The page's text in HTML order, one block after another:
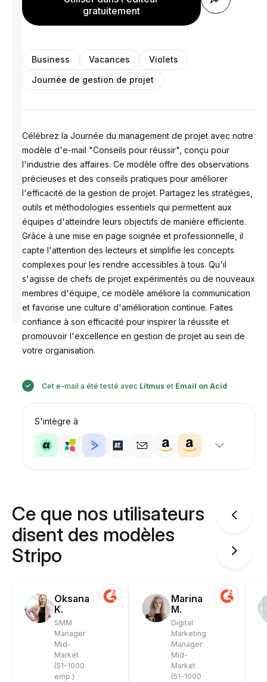
Conçu par
Anastasiia
gratuitement
Business Vacances
Violets
Journée de gestion de projet
Célébrez la Journée du management de projet avec notre
modèle d'e-mail "Conseils pour réussir", conçu pour
l'industrie des affaires. Ce modèle offre des observations
précieuses et des conseils pratiques pour améliorer
l'efficacité de la gestion de projet. Partagez les stratégies,
outils et méthodologies essentiels qui permettent aux
équipes d'atteindre leurs objectifs de manière efficiente.
Grâce à une mise en page soignée et professionnelle, il
capte l'attention des lecteurs et simplifie les concepts
complexes pour les rendre accessibles à tous. Qu'il
s'agisse de chefs de projet expérimentés ou de nouveaux
membres d'équipe, ce modèle améliore la communication
et favorise une culture d'amélioration continue. Faites
confiance à son efficacité pour inspirer la réussite et
promouvoir l'excellence en gestion de projet au sein de
votre organisation.
Cet e-mail a été testé avec Litmuset Email on Acid
S'intègre à
Ce que nos utilisateurs
disent des modèles
Stripo
Oksana
K.
SMM
Manager
Mid-
Market
(51-1000
emp.)
Marina
M.
Digital
Marketing
Manager
Mid-
Market
(51-1000